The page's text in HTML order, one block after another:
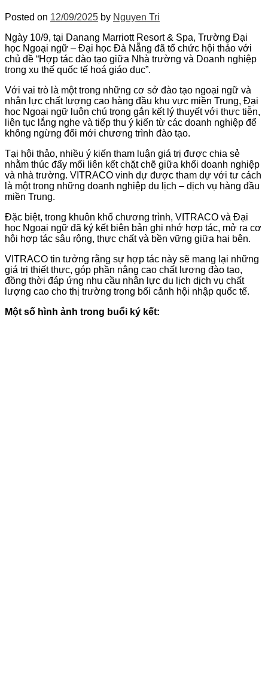
Posted on 12/09/2025 by Nguyen Tri
Ngày 10/9, tại Danang Marriott Resort & Spa, Trường Đại
học Ngoại ngữ – Đại học Đà Nẵng đã tổ chức hội thảo với
chủ đề “Hợp tác đào tạo giữa Nhà trường và Doanh nghiệp
trong xu thế quốc tế hoá giáo dục”.
Với vai trò là một trong những cơ sở đào tạo ngoại ngữ và
nhân lực chất lượng cao hàng đầu khu vực miền Trung, Đại
học Ngoại ngữ luôn chú trọng gắn kết lý thuyết với thực tiễn,
liên tục lắng nghe và tiếp thu ý kiến từ các doanh nghiệp để
không ngừng đổi mới chương trình đào tạo.
Tại hội thảo, nhiều ý kiến tham luận giá trị được chia sẻ
nhằm thúc đẩy mối liên kết chặt chẽ giữa khối doanh nghiệp
và nhà trường. VITRACO vinh dự được tham dự với tư cách
là một trong những doanh nghiệp du lịch – dịch vụ hàng đầu
miền Trung.
Đặc biệt, trong khuôn khổ chương trình, VITRACO và Đại
học Ngoại ngữ đã ký kết biên bản ghi nhớ hợp tác, mở ra cơ
hội hợp tác sâu rộng, thực chất và bền vững giữa hai bên.
VITRACO tin tưởng rằng sự hợp tác này sẽ mang lại những
giá trị thiết thực, góp phần nâng cao chất lượng đào tạo,
đồng thời đáp ứng nhu cầu nhân lực du lịch dịch vụ chất
lượng cao cho thị trường trong bối cảnh hội nhập quốc tế.
Một số hình ảnh trong buổi ký kết: